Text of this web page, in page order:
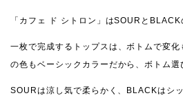
「カフェ ド シトロン」はSOURとBLACK
一枚で完成するトップスは、ボトムで変
の色もベーシックカラーだから、ボトム選
SOURは涼し気で柔らかく、BLACKはシ